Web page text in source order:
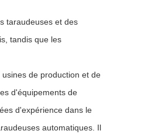
taraudeuses et des
tandis que les
de production et de
d'équipements de
d'expérience dans le
automatiques. Il